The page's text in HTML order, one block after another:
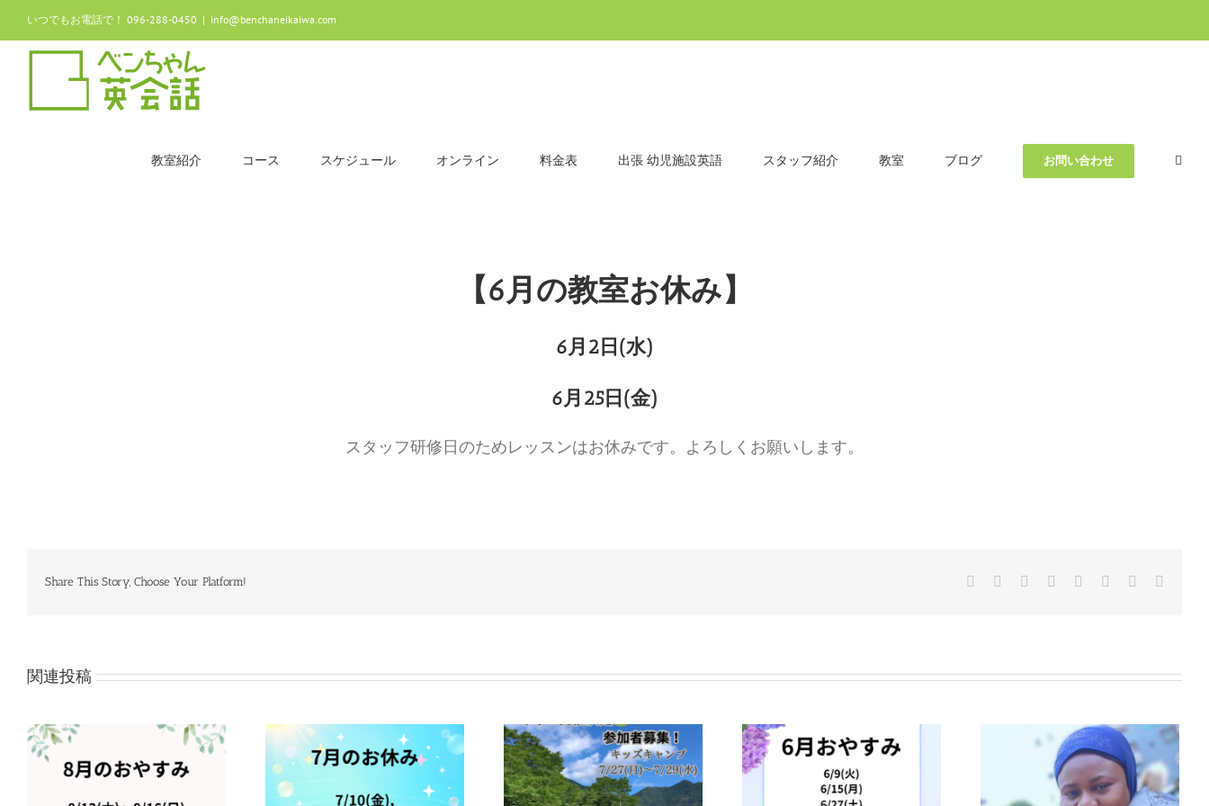
Skip
to
content
いつでもお電話で！ 096-288-0450 | info@benchaneikaiwa.com
教室紹介 コース スケジュール オンライン 料金表 出張 幼児施設英語 スタッフ紹介 教室 ブログ お問い合わせ
【6月の教室お休み】
6月2日(水)
6月25日(金)
スタッフ研修日のためレッスンはお休みです。よろしくお願いします。
Share This Story, Choose Your Platform! Facebook
TwitterReddit LinkedIn
TumblrPinterest
関連投稿